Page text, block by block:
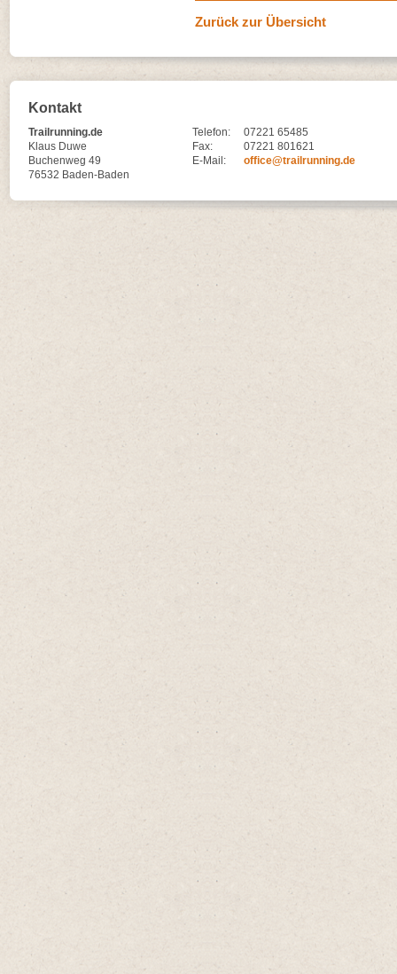
Zurück zur Übersicht
Kontakt
Trailrunning.de
Klaus Duwe
Buchenweg 49
76532 Baden-Baden
Telefon:
07221 65485
Fax:
07221 801621
E-Mail:
office@trailrunning.de